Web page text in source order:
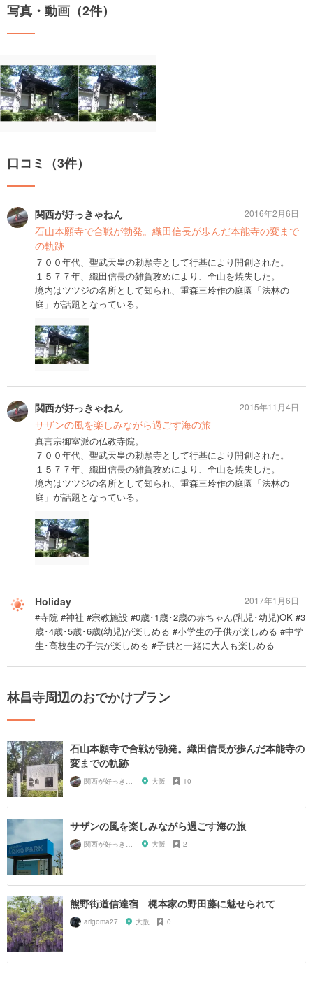
写真・動画（2件）
口コミ（3件）
関西が好っきゃねん
石山本願寺で合戦が勃発。織田信長が歩んだ本能寺の変まで
の軌跡
７００年代、聖武天皇の勅願寺として行基により開創された。
１５７７年、織田信長の雑賀攻めにより、全山を焼失した。
境内はツツジの名所として知られ、重森三玲作の庭園「法林の
庭」が話題となっている。
2016年2月6日
関西が好っきゃねん
サザンの風を楽しみながら過ごす海の旅
真言宗御室派の仏教寺院。
７００年代、聖武天皇の勅願寺として行基により開創された。
１５７７年、織田信長の雑賀攻めにより、全山を焼失した。
境内はツツジの名所として知られ、重森三玲作の庭園「法林の
庭」が話題となっている。
2015年11月4日
Holiday
#寺院 #神社 #宗教施設 #0歳･1歳･2歳の赤ちゃん(乳児･幼児)OK #3
歳･4歳･5歳･6歳(幼児)が楽しめる #小学生の子供が楽しめる #中学
生･高校生の子供が楽しめる #子供と一緒に大人も楽しめる
2017年1月6日
林昌寺周辺のおでかけプラン
石山本願寺で合戦が勃発。織田信長が歩んだ本能寺の
変までの軌跡
関西が好っきゃねん 大阪 10
サザンの風を楽しみながら過ごす海の旅
関西が好っきゃねん 大阪 2
熊野街道信達宿 梶本家の野田藤に魅せられて
arigoma27 大阪 0